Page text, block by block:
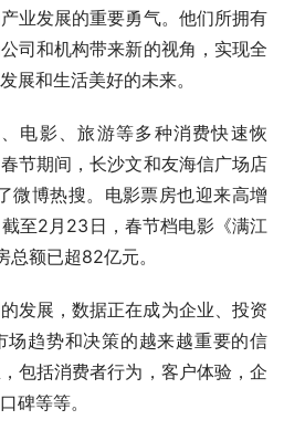
业发展的重要勇气。他们所拥有
司和机构带来新的视角，实现全
展和生活美好的未来。
电影、旅游等多种消费快速恢
节期间，长沙文和友海信广场店
微博热搜。电影票房也迎来高增
至2月23日，春节档电影《满江
额已超82亿元。
发展，数据正在成为企业、投资
场趋势和决策的越来越重要的信
包括消费者行为，客户体验，企
碑等等。